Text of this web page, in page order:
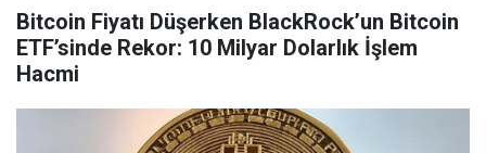
Bitcoin Fiyatı Düşerken BlackRock’un Bitcoin
ETF’sinde Rekor: 10 Milyar Dolarlık İşlem
Hacmi